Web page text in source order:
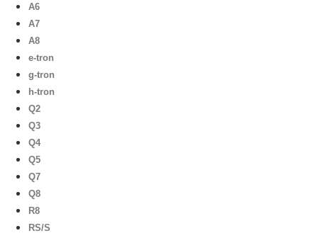
A6
A7
A8
e-tron
g-tron
h-tron
Q2
Q3
Q4
Q5
Q7
Q8
R8
RS/S